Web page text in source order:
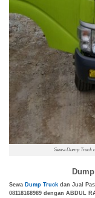
Sewa Dump Truck
Sewa Dump Truck dan Jual
08118168989 dengan ABDUL